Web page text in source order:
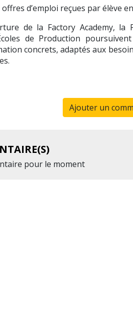
d’emploi reçues par élève
de la Factory Academy, la
de Production
concrets, adaptés aux
Ajouter un
pour le moment